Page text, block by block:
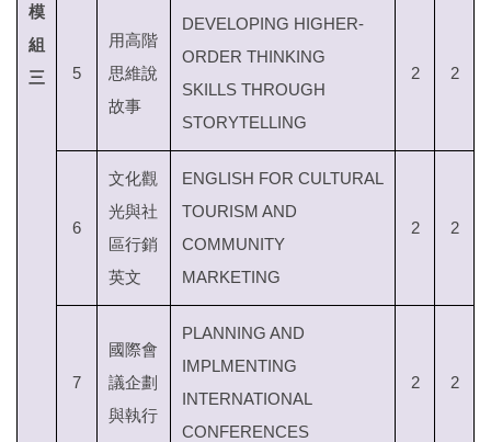
模
組
三
5
用高階
思維說
故事
DEVELOPING HIGHER-
ORDER THINKING
SKILLS THROUGH
STORYTELLING
2 2
6
文化觀
光與社
區行銷
英文
ENGLISH FOR CULTURAL
TOURISM AND
COMMUNITY
MARKETING
2 2
7
國際會
議企劃
與執行
PLANNING AND
IMPLMENTING
INTERNATIONAL
CONFERENCES
2 2